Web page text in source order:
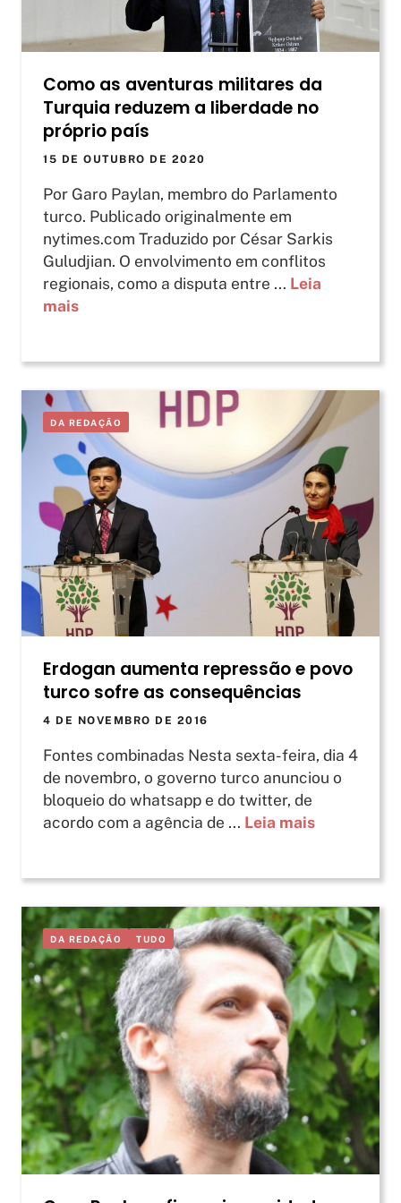
Como as aventuras militares da
Turquia reduzem a liberdade no
próprio país
15 DE OUTUBRO DE 2020
Por Garo Paylan, membro do Parlamento
turco. Publicado originalmente em
nytimes.com Traduzido por César Sarkis
Guludjian. O envolvimento em conflitos
regionais, como a disputa entre ... Leia
mais
DA REDAÇÃO
Erdogan aumenta repressão e povo
turco sofre as consequências
4 DE NOVEMBRO DE 2016
Fontes combinadas Nesta sexta-feira, dia 4
de novembro, o governo turco anunciou o
bloqueio do whatsapp e do twitter, de
acordo com a agência de ... Leia mais
DA REDAÇÃO TUDO